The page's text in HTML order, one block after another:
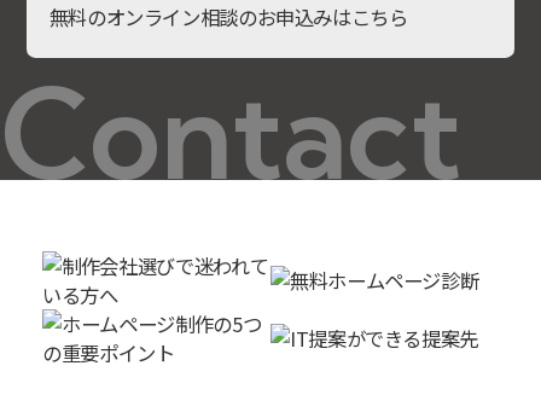
Contact
無料のオンライン相談のお申込みはこちら